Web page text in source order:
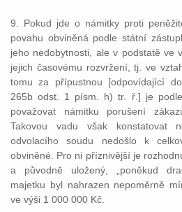
9. Pokud jde o námitky proti
povahu obviněná podle státní
jeho nedobytnosti, ale v podstatě ve
jejich časovému rozvržení, tj. ve
tomu za přípustnou [odpovídající
265b odst. 1 písm. h) tr. ř.] je
považovat námitku porušení
Takovou vadu však konstatovat
odvolacího soudu nedošlo k
obviněné. Pro ni příznivější je
a původně uložený, „poněkud
majetku byl nahrazen nepoměrně
ve výši 1 000 000 Kč.